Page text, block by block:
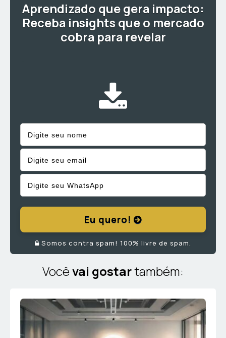
Aprendizado que gera impacto:
Receba insights que o mercado
cobra para revelar
Eu quero!
Somos contra spam! 100% livre de spam.
Vocêvai gostartambém: